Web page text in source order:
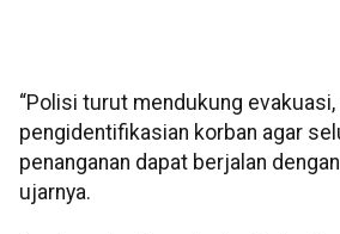
“Polisi turut mendukung evakuasi,
pengidentifikasian korban agar
penanganan dapat berjalan
ujarnya.